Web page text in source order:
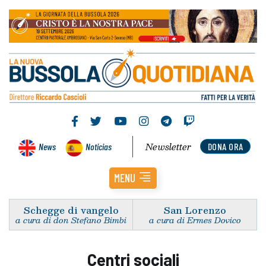
News Noticias DONA ORA
Newsletter
MENU
Schegge di vangelo
a cura di don Stefano Bimbi
San Lorenzo
a cura di Ermes Dovico
Centri sociali